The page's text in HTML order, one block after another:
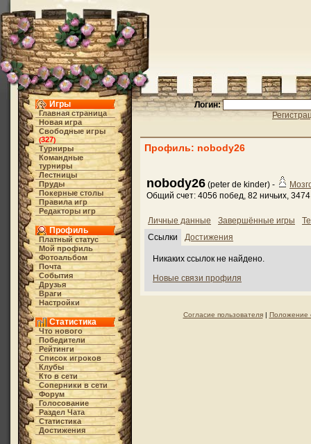
Игры
Главная страница
Новая игра
Свободные игры
(327)
Турниры
Командные
турниры
Лестницы
Пруды
Покерные столы
Правила игр
Редакторы игр
Профиль
Платный статус
Мой профиль
Фотоальбом
Почта
События
Друзья
Враги
Настройки
Статистика
Что нового
Победители
Рейтинги
Список игроков
Клубы
Кто в cети
Соперники в сети
Форум
Голосование
Раздел Чата
Статистика
Достижения
Логин:
Профиль: nobody26
nobody26 (peter de kinder) -
Общий счет: 4056 побед, 82 ничьих,
Личные данные Завершённые игры
Ссылки
Достижения
Никаких ссылок не найдено.
Новые связи профиля
Согласие пользователя| Положение